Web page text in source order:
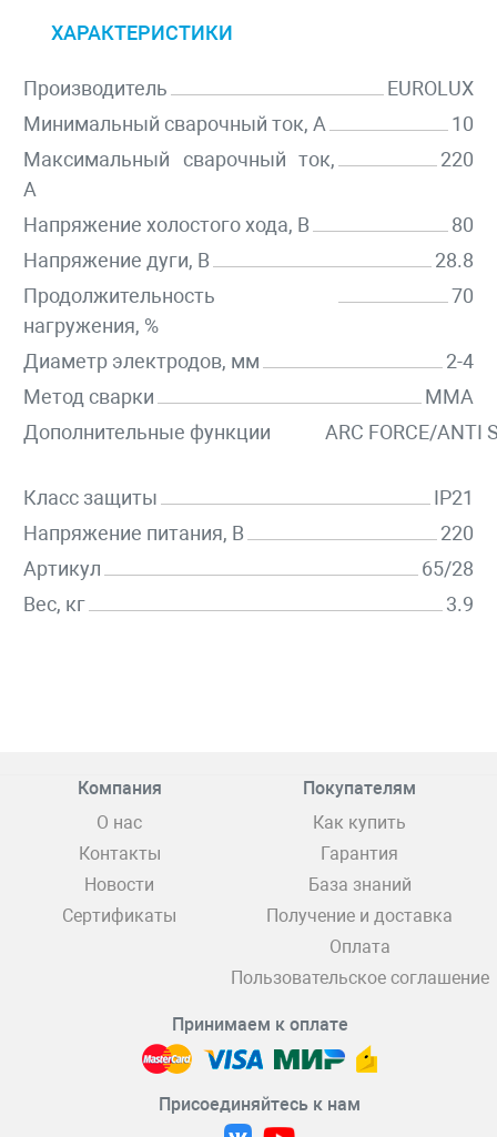
ХАРАКТЕРИСТИКИ
Производитель
EUROLUX
Минимальный сварочный ток, А
10
Максимальный сварочный ток,
А
220
Напряжение холостого хода, В
80
Напряжение дуги, В
28.8
Продолжительность
нагружения, %
70
Диаметр электродов, мм
2-4
Метод сварки
MMA
Дополнительные функции
ARC FORCE/ANTI
Класс защиты
IP21
Напряжение питания, В
220
Артикул
65/28
Вес, кг
3.9
Компания
О нас
Контакты
Новости
Сертификаты
Покупателям
Как купить
Гарантия
База знаний
Получение и доставка
Оплата
Пользовательское соглашение
Принимаем к оплате
Присоединяйтесь к нам